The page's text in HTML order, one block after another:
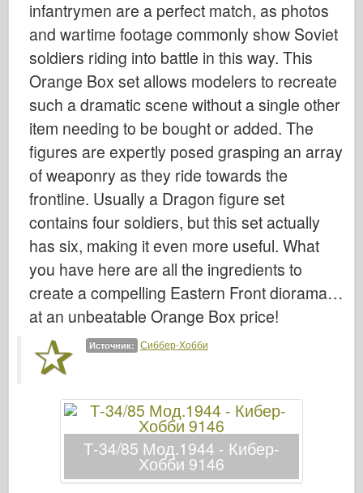
Airfix
Ввс
Модель АЗ
Черная собака
Бронко
Кибер-хобби
Днепромодель
Дракона
Эдуард
E.T. Модель
Тонкие формы
Силы доблести
ФриулМодель
Хасэгава
Хеллер
ХоббиБос
Италери
infantrymen are a perfect match, as photos
and wartime footage commonly show Soviet
soldiers riding into battle in this way. This
Orange Box set allows modelers to recreate
such a dramatic scene without a single other
item needing to be bought or added. The
figures are expertly posed grasping an array
of weaponry as they ride towards the
frontline. Usually a Dragon figure set
contains four soldiers, but this set actually
has six, making it even more useful. What
you have here are all the ingredients to
create a compelling Eastern Front diorama…
at an unbeatable Orange Box price!
Источник: Сиббер-Хобби
Т-34/85 Мод.1944 - Кибер-
Хобби 9146